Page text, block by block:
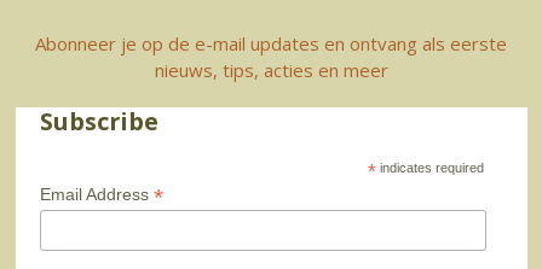
Abonneer je op de e-mail updates en ontvang als eerste
nieuws, tips, acties en meer
Subscribe
* indicates required
Email Address *